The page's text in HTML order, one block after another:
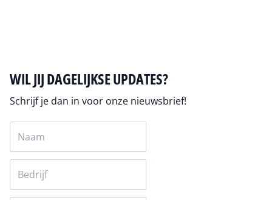
WIL JIJ DAGELIJKSE UPDATES?
Schrijf je dan in voor onze nieuwsbrief!